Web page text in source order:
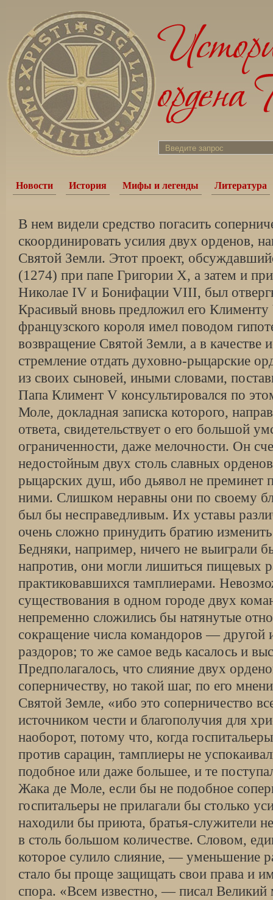
Новости История Мифы и легенды Литература
В нем видели средство погасить
скоординировать усилия двух орденов,
Святой Земли. Этот проект,
(1274) при папе Григории X, а затем и
Николае IV и Бонифации VIII, был
Красивый вновь предложил его
французского короля имел поводом
возвращение Святой Земли, а в качестве
стремление отдать духовно-рыцарские
из своих сыновей, иными словами,
Папа Климент V консультировался по
Моле, докладная записка которого,
ответа, свидетельствует о его большой
ограниченности, даже мелочности. Он
недостойным двух столь славных
рыцарских душ, ибо дьявол не преминет
ними. Слишком неравны они по своему
был бы несправедливым. Их уставы
очень сложно принудить братию
Бедняки, например, ничего не выиграли
напротив, они могли лишиться пищевых
практиковавшихся тамплиерами.
существования в одном городе двух
непременно сложились бы натянутые
сокращение числа командоров — другой
раздоров; то же самое ведь касалось и
Предполагалось, что слияние двух
соперничеству, но такой шаг, по его
Святой Земле, «ибо это соперничество
источником чести и благополучия для
наоборот, потому что, когда
против сарацин, тамплиеры не
подобное или даже большее, и те
Жака де Моле, если бы не подобное
госпитальеры не прилагали бы столько
находили бы приюта, братья-служители
в столь большом количестве. Словом,
которое сулило слияние, — уменьшение
стало бы проще защищать свои права и
спора. «Всем известно, — писал Великий